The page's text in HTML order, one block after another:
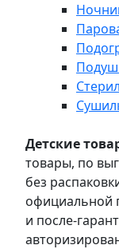
Детские
товары, по
без
официальной
и после-